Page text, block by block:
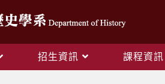
招生資訊 課程資訊